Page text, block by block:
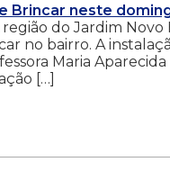
Brincar neste
região do Jardim
no bairro. A
Maria
[…]